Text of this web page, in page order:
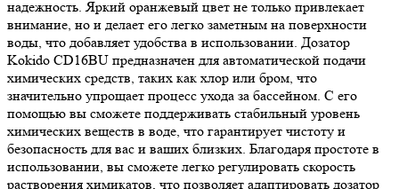
надежность. Яркий оранжевый цвет не только привлекает
внимание, но и делает его легко заметным на поверхности
воды, что добавляет удобства в использовании. Дозатор
Kokido CD16BU предназначен для автоматической подачи
химических средств, таких как хлор или бром, что
значительно упрощает процесс ухода за бассейном. С его
помощью вы сможете поддерживать стабильный уровень
химических веществ в воде, что гарантирует чистоту и
безопасность для вас и ваших близких. Благодаря простоте в
использовании, вы сможете легко регулировать скорость
растворения химикатов, что позволяет адаптировать дозатор